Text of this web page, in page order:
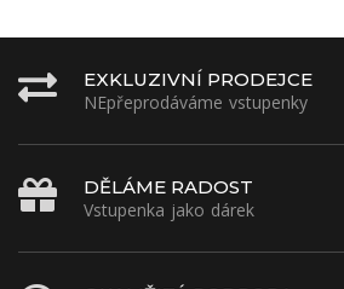
EXKLUZIVNÍ PRODEJCE
NEpřeprodáváme vstupenky
DĚLÁME RADOST
Vstupenka jako dárek